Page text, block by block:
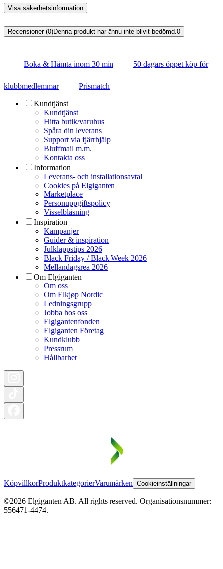
Visa säkerhetsinformation
Recensioner (0)Denna produkt har ännu inte blivit bedömd.0
Boka & Hämta inom 30 min 50 dagars öppet köp för
klubbmedlemmar Prismatch
Kundtjänst
Kundtjänst
Hitta butik/varuhus
Spåra din leverans
Support via fjärrhjälp
Bluffmail m.m.
Kontakta oss
Information
Leverans- och installationsavtal
Cookies på Elgiganten
Marketplace
Personuppgiftspolicy
Visselblåsning
Inspiration
Kampanjer
Guider & inspiration
Julklappstips 2026
Black Friday / Black Week 2026
Mellandagsrea 2026
Om Elgiganten
Om oss
Om Elkjøp Nordic
Ledningsgrupp
Jobba hos oss
Elgigantenfonden
Elgiganten Företag
Kundklubb
Pressrum
Hållbarhet
KöpvillkorProduktkategorierVarumärken Cookieinställningar
©2026 Elgiganten AB. All rights reserved. Organisationsnummer:
556471-4474.